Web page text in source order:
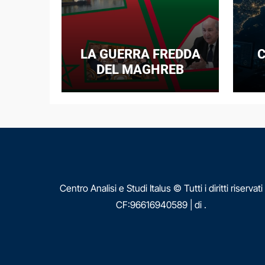
LA GUERRA FREDDA
DEL MAGHREB
Centro Analisi e Studi Italus © Tutti i diritti riservati
CF:96616940589 di .